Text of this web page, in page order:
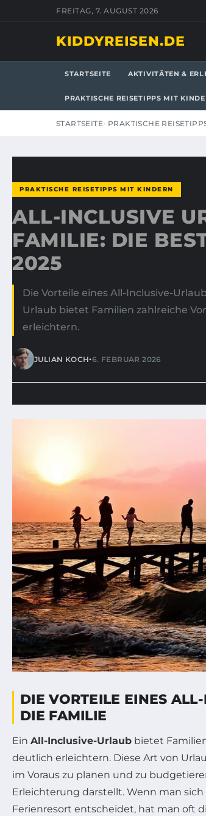
FREITAG, 7. AUGUST 2026
KIDDYREISEN.DE
STARTSEITE AKTIVITÄTEN &
PRAKTISCHE REISETIPPS MIT
STARTSEITE PRAKTISCHE
PRAKTISCHE REISETIPPS MIT KINDERN
ALL-INCLUSIVE
FAMILIE: DIE
2025
Die Vorteile eines All-Inclusive-
Urlaub bietet Familien zahlreiche
erleichtern.
JULIAN KOCH•6. FEBRUAR 2026
DIE VORTEILE EINES
DIE FAMILIE
Ein All-Inclusive-Urlaub bietet
deutlich erleichtern. Diese Art von
im Voraus zu planen und zu
Erleichterung darstellt. Wenn man sich
Ferienresort entscheidet, hat man oft